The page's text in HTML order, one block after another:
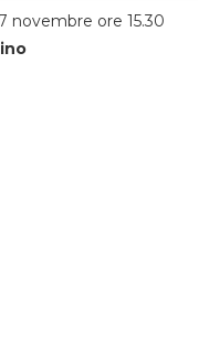
novembre ore 15.30